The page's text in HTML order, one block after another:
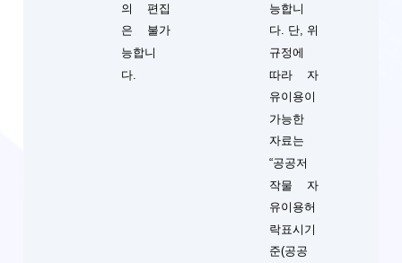
의 편집
은 불가
능합니
다.
능합니
다. 단, 위
규정에
따라 자
유이용이
가능한
자료는
“공공저
작물 자
유이용허
락표시기
준(공공